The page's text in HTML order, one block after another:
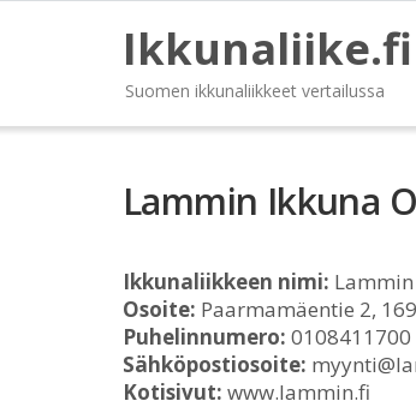
Ikkunaliike.fi
Suomen ikkunaliikkeet vertailussa
Lammin Ikkuna
Ikkunaliikkeen nimi:
Osoite: Paarmamäentie 2,
Puhelinnumero: 0108411700
Sähköpostiosoite:
Kotisivut: www.lammin.fi